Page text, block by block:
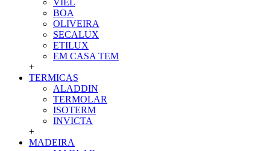
VIEL
BOA
OLIVEIRA
SECALUX
ETILUX
EM CASA TEM
+
TERMICAS
ALADDIN
TERMOLAR
ISOTERM
INVICTA
+
MADEIRA